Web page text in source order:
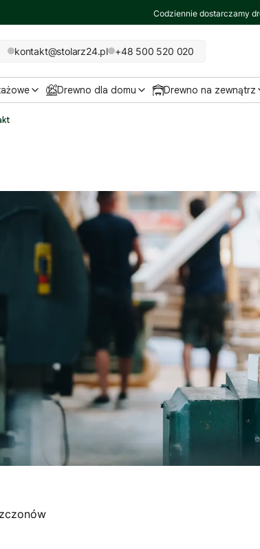
Codziennie dostarczamy
kontakt@stolarz24.pl +48 500 520 020
Drewno dla domu Drewno na zewnątrz